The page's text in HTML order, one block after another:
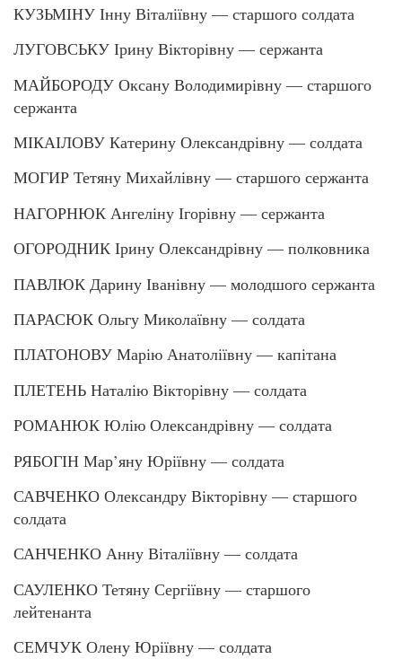
КУЗЬМІНУ Інну Віталіївну — старшого солдата
ЛУГОВСЬКУ Ірину Вікторівну — сержанта
МАЙБОРОДУ Оксану Володимирівну — старшого
сержанта
МІКАІЛОВУ Катерину Олександрівну — солдата
МОГИР Тетяну Михайлівну — старшого сержанта
НАГОРНЮК Ангеліну Ігорівну — сержанта
ОГОРОДНИК Ірину Олександрівну — полковника
ПАВЛЮК Дарину Іванівну — молодшого сержанта
ПАРАСЮК Ольгу Миколаївну — солдата
ПЛАТОНОВУ Марію Анатоліївну — капітана
ПЛЕТЕНЬ Наталію Вікторівну — солдата
РОМАНЮК Юлію Олександрівну — солдата
РЯБОГІН Мар’яну Юріївну — солдата
САВЧЕНКО Олександру Вікторівну — старшого
солдата
САНЧЕНКО Анну Віталіївну — солдата
САУЛЕНКО Тетяну Сергіївну — старшого
лейтенанта
СЕМЧУК Олену Юріївну — солдата